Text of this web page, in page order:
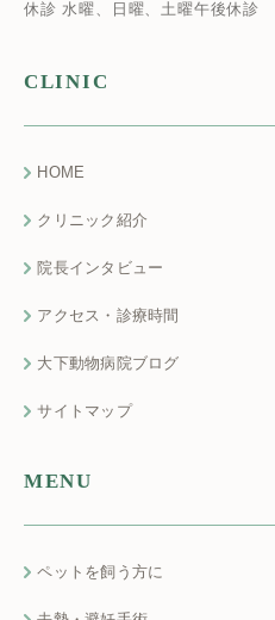
休診 水曜、日曜、土曜午後休診
CLINIC
HOME
クリニック紹介
院長インタビュー
アクセス・診療時間
大下動物病院ブログ
サイトマップ
MENU
ペットを飼う方に